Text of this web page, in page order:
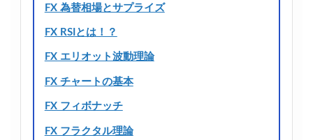
FX 為替相場とサプライズ
FX RSIとは！？
FX エリオット波動理論
FX チャートの基本
FX フィボナッチ
FX フラクタル理論